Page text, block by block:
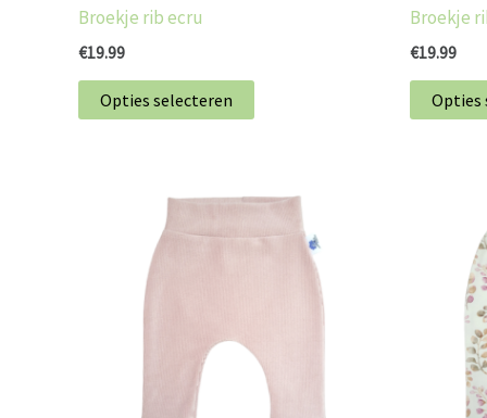
Broekje rib ecru
€19.99
Opties selecteren
Broekje
€19.99
Opties
product
meerdere
variaties.
optie
kan